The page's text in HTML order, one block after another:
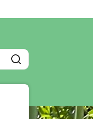
Sök
supportlänkar